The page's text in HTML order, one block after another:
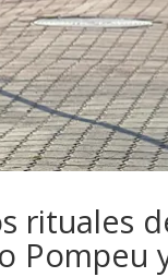
rituales
Pompeu